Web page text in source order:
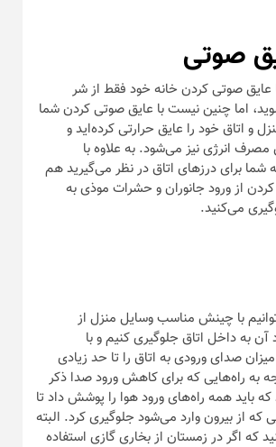
صوتی
عایق صوتی کردن خانه خود فقط از شر
اما چنین نیست با عایق صوتی کردن شما
و اتاق خود را عایق حرارتی کرده‌اید و
انرژی نیز می‌شود. به علاوه با
برای درز‌های اتاق در نظر می‌گیرید هم
از ورود جانوران و حشرات موذی به
می‌کنید.
با چینش مناسب وسایل منزل از
به داخل اتاق جلوگیری کنیم و با
صدای ورودی به اتاق را تا حد زیادی
به راه‌هایی که برای کاهش ورود صدا ذکر
همه راه‌های ورود هوا را پوشش داد تا
که از بیرون وارد می‌شود جلوگیری کرد. البته
که اگر در زمستان از بخاری گازی استفاده